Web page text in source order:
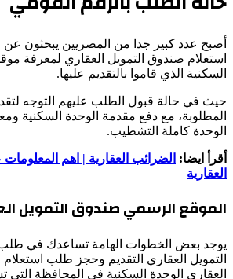
أصبح عدد كبير جدا من المصريين يبحثون
استعلام صندوق التمويل العقاري لمعرفة
السكنية الذي قاموا بالتقديم عليها.
حيث في حالة قبول الطلب عليهم التوجه
المطلوبة، مع دفع مقدمة الوحدة السكنية
الوحدة كاملة التشطيب.
أقرأ ايضا: الضرائب العقارية | اهم
العقارية
الموقع الرسمي صندوق التمويل
يوجد بعض الخطوات الهامة تساعدك في
التمويل العقاري التقديم وحجز طلب
العقاري الوحدة السكنية في المحافظة التي